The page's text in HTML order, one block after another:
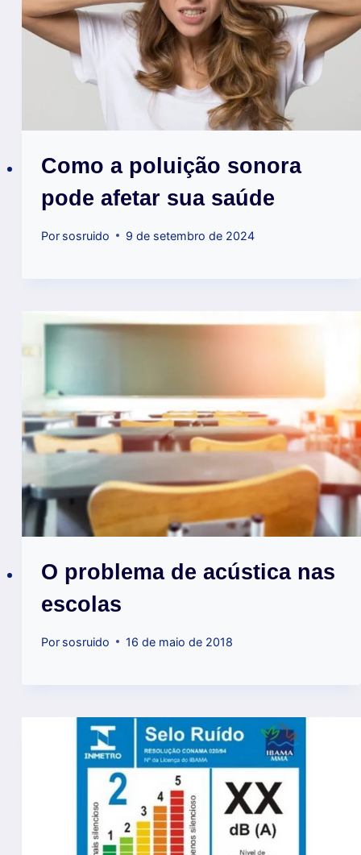
Como a poluição sonora
pode afetar sua saúde
Por sosruido 9 de setembro de 2024
O problema de acústica nas
escolas
Por sosruido 16 de maio de 2018